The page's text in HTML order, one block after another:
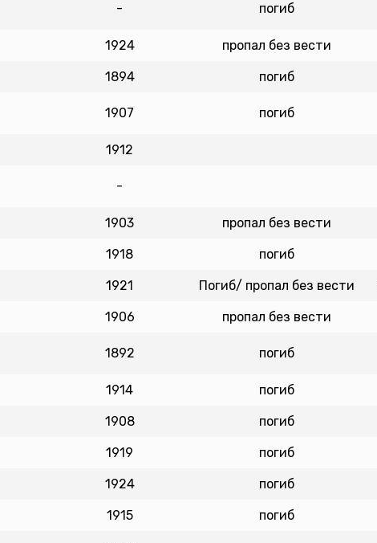
- погиб
1924 пропал без вести
1894 погиб
1907 погиб
1912
-
1903 пропал без вести
1918 погиб
1921 Погиб/ пропал без вести
1906 пропал без вести
1892 погиб
1914 погиб
1908 погиб
1919 погиб
1924 погиб
1915 погиб